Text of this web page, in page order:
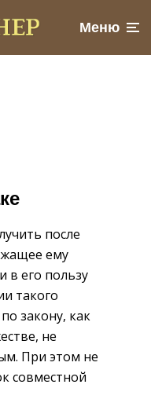
Меню
после
ему
в его пользу
такого
закону, как
не
При этом не
совместной